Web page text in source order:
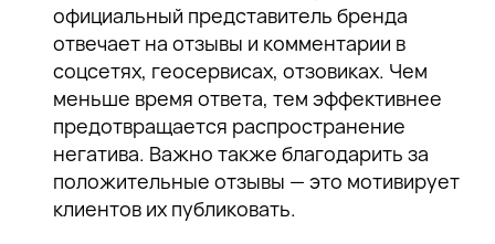
официальный представитель бренда
отвечает на отзывы и комментарии в
соцсетях, геосервисах, отзовиках. Чем
меньше время ответа, тем эффективнее
предотвращается распространение
негатива. Важно также благодарить за
положительные отзывы — это мотивирует
клиентов их публиковать.